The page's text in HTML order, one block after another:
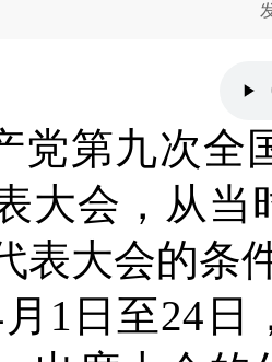
发布时
党第九次全
大会，从
表大会的条
月1日至24